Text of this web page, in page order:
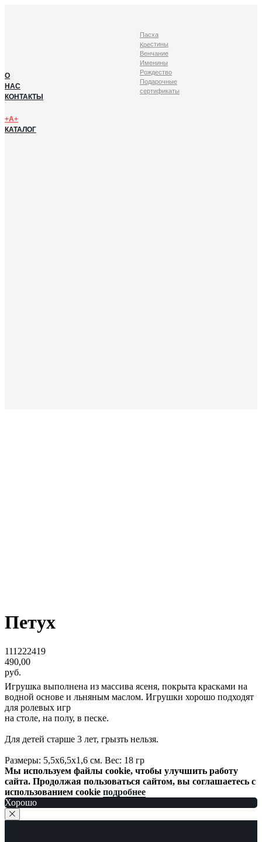
О
НАС
КОНТАКТЫ
+А+
КАТАЛОГ
Пасха
Крестины
Венчание
Именины
Рождество
Подарочные
сертификаты
Петух
111222419
490,00
руб.
Игрушка выполнена из массива ясеня, покрыта красками на
водной основе и льняным маслом. Игрушки хорошо подходят
для ролевых игр
на столе, на полу, в песке.
Для детей старше 3 лет, грызть нельзя.
Размеры: 5,5х6,5х1,6 см. Вес: 18 гр
Мы используем файлы cookie, чтобы улучшить работу
сайта. Продолжая пользоваться сайтом, вы соглашаетесь с
использованием cookie подробнее
Хорошо